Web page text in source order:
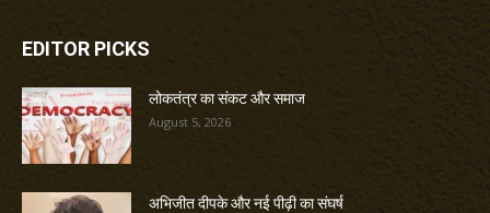
EDITOR PICKS
लोकतंत्र का संकट और समाज
August 5, 2026
अभिजीत दीपके और नई पीढ़ी का संघर्ष